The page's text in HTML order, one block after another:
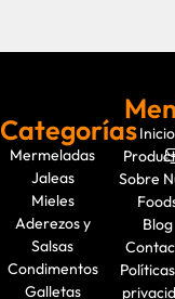
Categorías
Mermeladas
Jaleas
Mieles
Aderezos y
Salsas
Condimentos
Galletas
Inicio
Sobre
Blog